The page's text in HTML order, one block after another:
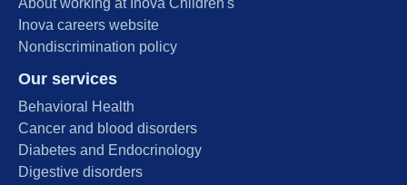
About working at Inova Children's
Inova careers website
Nondiscrimination policy
Our services
Behavioral Health
Cancer and blood disorders
Diabetes and Endocrinology
Digestive disorders